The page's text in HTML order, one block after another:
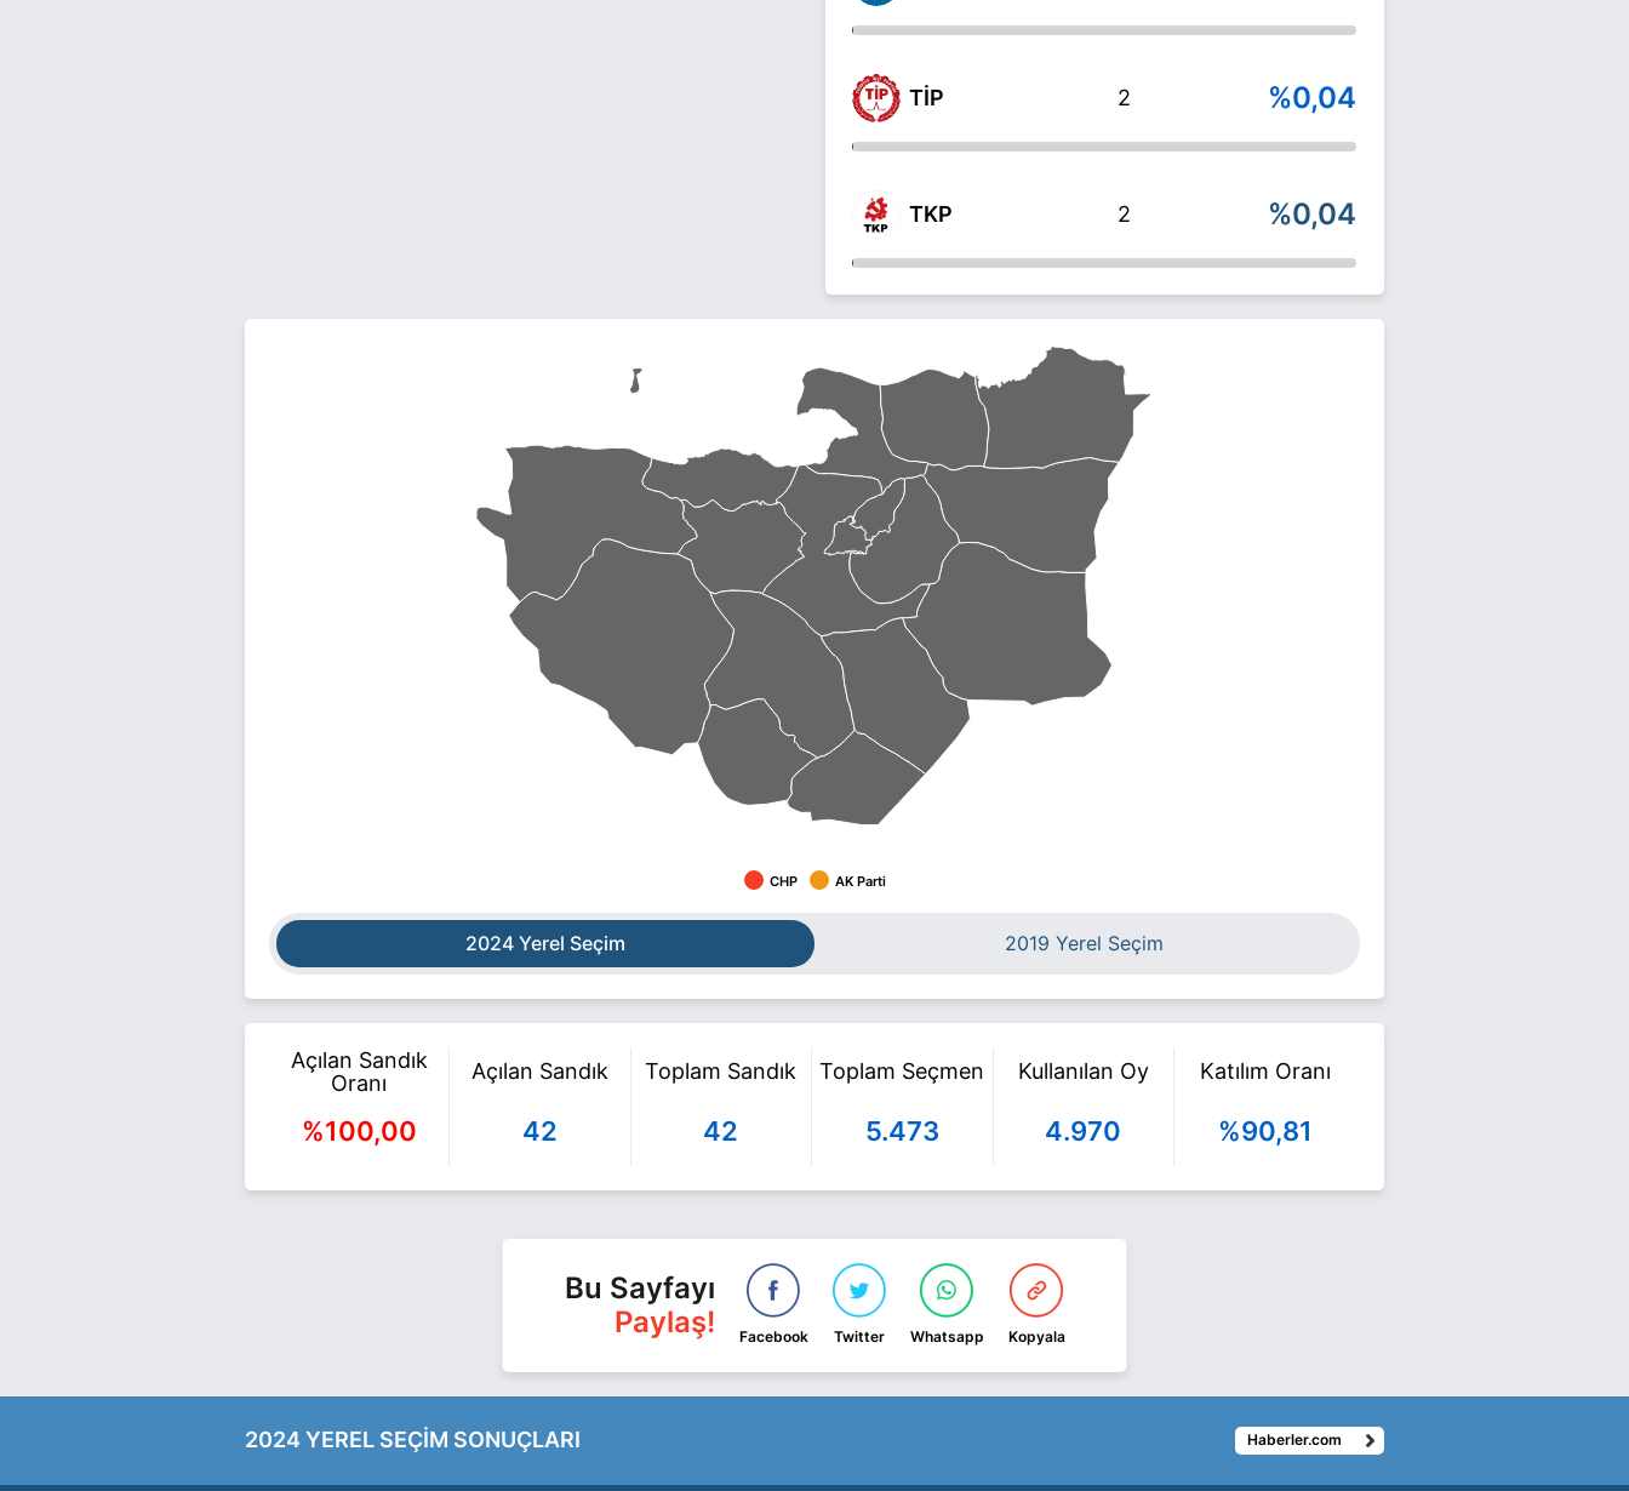
TİP 2 %0,04
TKP 2 %0,04
CHP AK Parti
2024 Yerel Seçim 2019 Yerel Seçim
Açılan Sandık
Oranı
%100,00
Açılan Sandık
42
Toplam Sandık
42
Toplam Seçmen
5.473
Kullanılan Oy
4.970
Katılım Oranı
%90,81
Bu Sayfayı
Paylaş!
Facebook Twitter Whatsapp Kopyala
2024 YEREL SEÇİM SONUÇLARI Haberler.com